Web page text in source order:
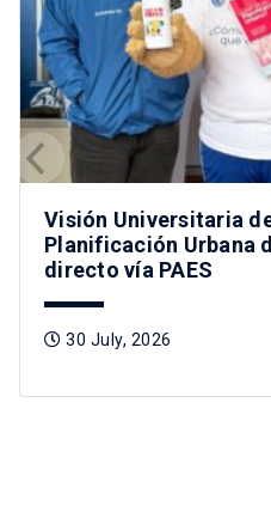
Visión Universitaria
Planificación Urbana
directo vía PAES
30 July, 2026